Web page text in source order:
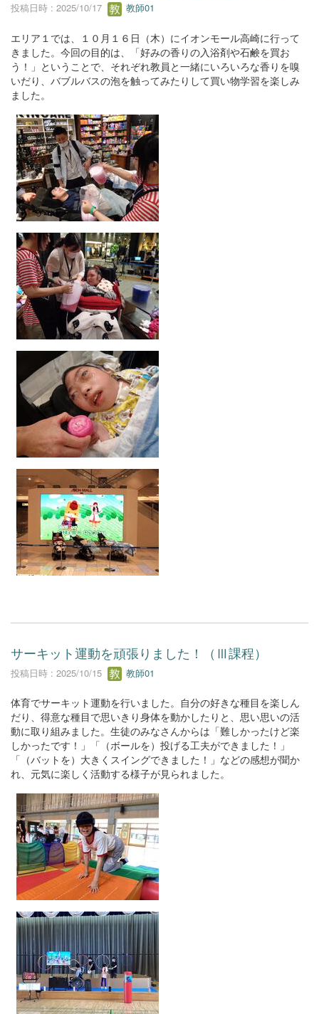
投稿日時 : 2025/10/17 教師01
エリア１では、１０月１６日（木）にイオンモール高崎に行って
きました。今回の目的は、「好みの香りの入浴剤や石鹸を買お
う！」ということで、それぞれ教員と一緒にいろいろな香りを嗅
いだり、バブルバスの泡を触ってみたりして買い物学習を楽しみ
ました。
サーキット運動を頑張りました！（Ⅲ課程）
投稿日時 : 2025/10/15 教師01
体育でサーキット運動を行いました。自分の好きな種目を楽しん
だり、得意な種目で思いきり身体を動かしたりと、思い思いの活
動に取り組みました。生徒のみなさんからは「難しかったけど楽
しかったです！」「（ボールを）投げる工夫ができました！」
「（バットを）大きくスイングできました！」などの感想が聞か
れ、元気に楽しく活動する様子が見られました。